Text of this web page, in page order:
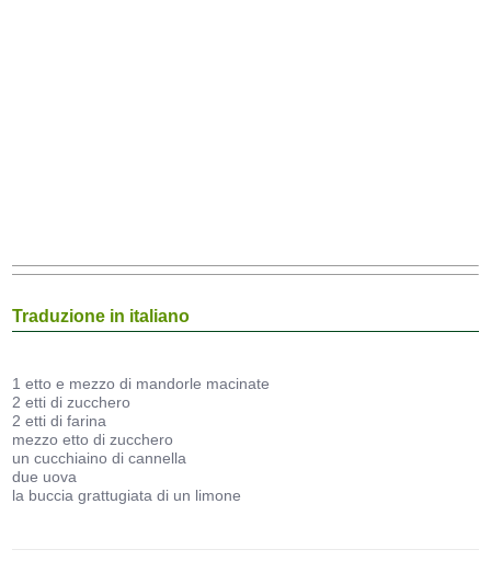
Traduzione in italiano
1 etto e mezzo di mandorle macinate
2 etti di zucchero
2 etti di farina
mezzo etto di zucchero
un cucchiaino di cannella
due uova
la buccia grattugiata di un limone